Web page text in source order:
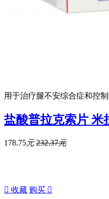
用于治疗腿不安综合症和控
盐酸普拉克索片 米
178.75元 232.37元
 收藏 购买 